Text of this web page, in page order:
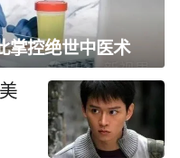
掌控绝世中医术